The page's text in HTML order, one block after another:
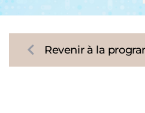
Revenir à la